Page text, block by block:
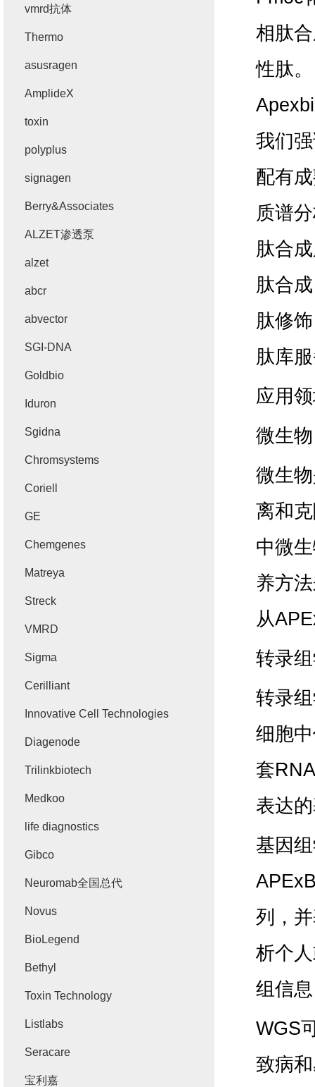
相肽
性肽。
我们
配有
质谱
肽合
肽合成
肽修饰
肽库
应用
微生物
微生
离和
中微
养方
从
转录
转录
细胞
套RNA
表达
基因
列，
析个
组信
WGS
致病
vmrd抗体
Thermo
asusragen
AmplideX
toxin
polyplus
signagen
Berry&Associates
ALZET渗透泵
alzet
abcr
abvector
SGI-DNA
Goldbio
Iduron
Sgidna
Chromsystems
Coriell
GE
Chemgenes
Matreya
Streck
VMRD
Sigma
Cerilliant
Innovative Cell Technologies
Diagenode
Trilinkbiotech
Medkoo
life diagnostics
Gibco
Neuromab全国总代
Novus
BioLegend
Bethyl
Toxin Technology
Listlabs
Seracare
宝利嘉